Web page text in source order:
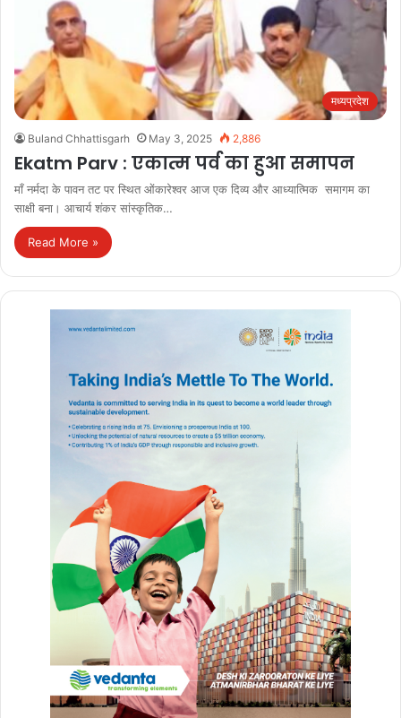
मध्यप्रदेश
Buland Chhattisgarh May 3, 2025 2,886
Ekatm Parv : एकात्म पर्व का हुआ समापन
माँ नर्मदा के पावन तट पर स्थित ओंकारेश्वर आज एक दिव्य और आध्यात्मिक समागम का
साक्षी बना। आचार्य शंकर सांस्कृतिक…
Read More »